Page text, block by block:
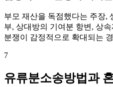
부모 재산을 독점했다는 주장,
부, 상대방의 기여분 항변, 상
분쟁이 감정적으로 확대되는
7
유류분소송방법과